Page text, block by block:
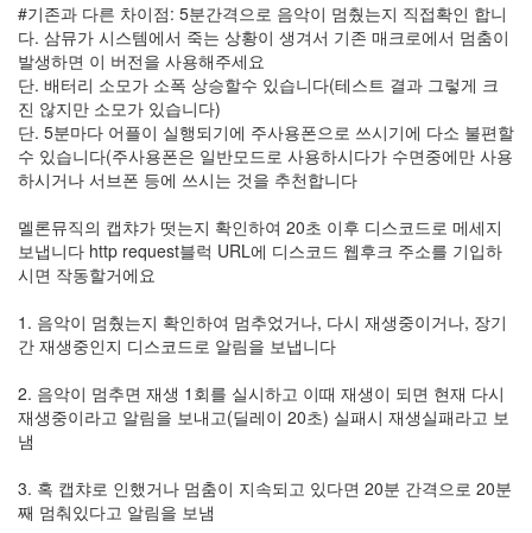
#기존과 다른 차이점: 5분간격으로 음악이 멈췄는지 직접확인 합니
다. 삼뮤가 시스템에서 죽는 상황이 생겨서 기존 매크로에서 멈춤이
발생하면 이 버전을 사용해주세요
단. 배터리 소모가 소폭 상승할수 있습니다(테스트 결과 그렇게 크
진 않지만 소모가 있습니다)
단. 5분마다 어플이 실행되기에 주사용폰으로 쓰시기에 다소 불편할
수 있습니다(주사용폰은 일반모드로 사용하시다가 수면중에만 사용
하시거나 서브폰 등에 쓰시는 것을 추천합니다
멜론뮤직의 캡챠가 떳는지 확인하여 20초 이후 디스코드로 메세지
보냅니다 http request블럭 URL에 디스코드 웹후크 주소를 기입하
시면 작동할거에요
1. 음악이 멈췄는지 확인하여 멈추었거나, 다시 재생중이거나, 장기
간 재생중인지 디스코드로 알림을 보냅니다
2. 음악이 멈추면 재생 1회를 실시하고 이때 재생이 되면 현재 다시
재생중이라고 알림을 보내고(딜레이 20초) 실패시 재생실패라고 보
냄
3. 혹 캡챠로 인했거나 멈춤이 지속되고 있다면 20분 간격으로 20분
째 멈춰있다고 알림을 보냄